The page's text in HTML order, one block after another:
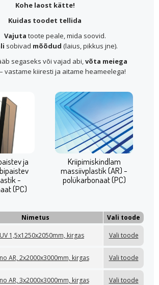
Kohe laost kätte!
Kuidas toodet tellida
Vajuta toote peale, mida soovid.
sobivad mõõdud (laius, pikkus jne).
segaseks või vajad abi,võta meiega
– vastame kiiresti ja aitame heameelega!
ja
-
(PC)
Kriipimiskindlam
massiivplastik (AR) -
polükarbonaat (PC)
Nimetus Vali toode
1,5x1250x2050mm, kirgas Vali toode
AR, 2x2000x3000mm, kirgas Vali toode
AR, 3x2000x3000mm, kirgas Vali toode